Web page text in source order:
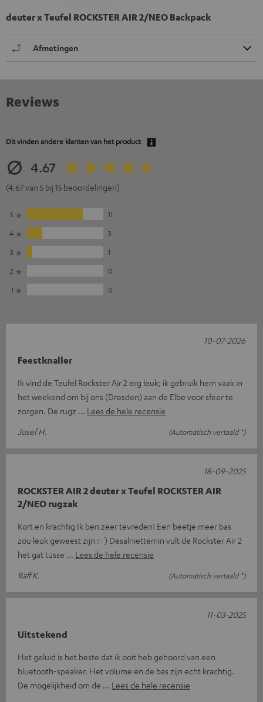
deuter x Teufel ROCKSTER AIR 2/NEO Backpack
Afmetingen
Reviews
Dit vinden andere klanten van het product
4.67
(4.67 van 5 bij 15 beoordelingen)
5
11
4
3
3
1
2
0
1
0
Feestknaller
Ik vind de Teufel Rockster Air 2 erg leuk; ik gebruik hem vaak in
het weekend om bij ons (Dresden) aan de Elbe voor sfeer te
zorgen. De rugz
Lees de hele recensie
Josef H.
(Automatisch vertaald *)
10-07-2026
ROCKSTER AIR 2 deuter x Teufel ROCKSTER AIR
2/NEO rugzak
Kort en krachtig Ik ben zeer tevreden! Een beetje meer bas
zou leuk geweest zijn :- ) Desalniettemin vult de Rockster Air 2
het gat tusse
Lees de hele recensie
Ralf K.
(Automatisch vertaald *)
18-09-2025
Uitstekend
Het geluid is het beste dat ik ooit heb gehoord van een
bluetooth-speaker. Het volume en de bas zijn echt krachtig.
De mogelijkheid om de
Lees de hele recensie
11-03-2025